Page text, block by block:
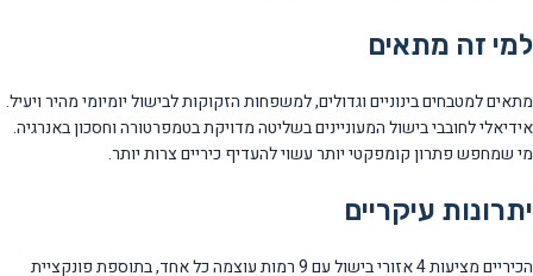
למי זה מתאים
מתאים למטבחים בינוניים וגדולים, למשפחות הזקוקות לבישול יומיומי מהיר ויעיל.
אידיאלי לחובבי בישול המעוניינים בשליטה מדויקת בטמפרטורה וחסכון באנרגיה.
מי שמחפש פתרון קומפקטי יותר עשוי להעדיף כיריים צרות יותר.
יתרונות עיקריים
הכיריים מציעות 4 אזורי בישול עם 9 רמות עוצמה כל אחד, בתוספת פונקציית